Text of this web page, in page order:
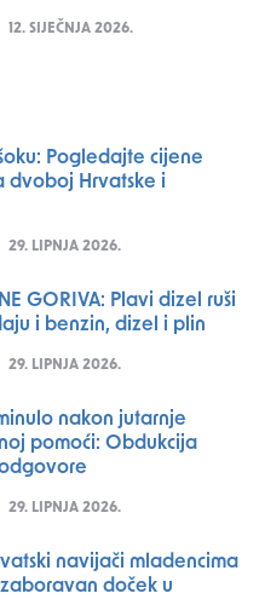
12. SIJEČNJA 2026.
Pogledajte cijene
dvoboj Hrvatske i
29. LIPNJA 2026.
GORIVA: Plavi dizel ruši
i benzin, dizel i plin
29. LIPNJA 2026.
nakon jutarnje
pomoći: Obdukcija
29. LIPNJA 2026.
navijači mladencima
doček u